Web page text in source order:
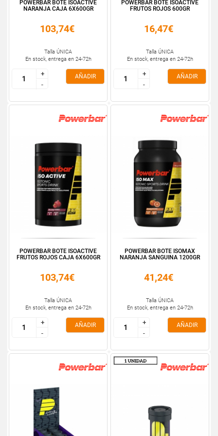
POWERBAR BOTE ISOACTIVE
NARANJA CAJA 6X600GR
103,74€
Talla ÚNICA
En stock, entrega en 24-72h
+
-
+
-
AÑADIR
POWERBAR BOTE ISOACTIVE
FRUTOS ROJOS 600GR
16,47€
Talla ÚNICA
En stock, entrega en 24-72h
+
-
+
-
AÑADIR
POWERBAR BOTE ISOACTIVE
FRUTOS ROJOS CAJA 6X600GR
103,74€
Talla ÚNICA
En stock, entrega en 24-72h
+
-
+
-
AÑADIR
POWERBAR BOTE ISOMAX
NARANJA SANGUINA 1200GR
41,24€
Talla ÚNICA
En stock, entrega en 24-72h
+
-
+
-
AÑADIR